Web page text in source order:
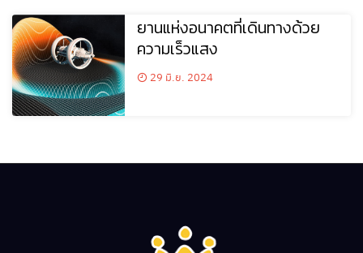
ยานแห่งอนาคตที่เดินทางด้วย
ความเร็วแสง
29 มิ.ย. 2024